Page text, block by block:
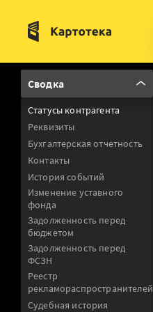
Сводка
Статусы контрагента
Реквизиты
Бухгалтерская отчетность
Контакты
История событий
Изменение уставного
фонда
Задолженность перед
бюджетом
Задолженность перед
ФСЗН
Реестр
рекламораспространителей
Судебная история